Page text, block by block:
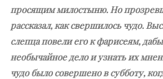
просящим милостыню. Но
рассказал, как свершилось чудо.
слепца повели его к фарисеям, дабы
необычайное дело и узнать их
чудо было совершено в субботу,